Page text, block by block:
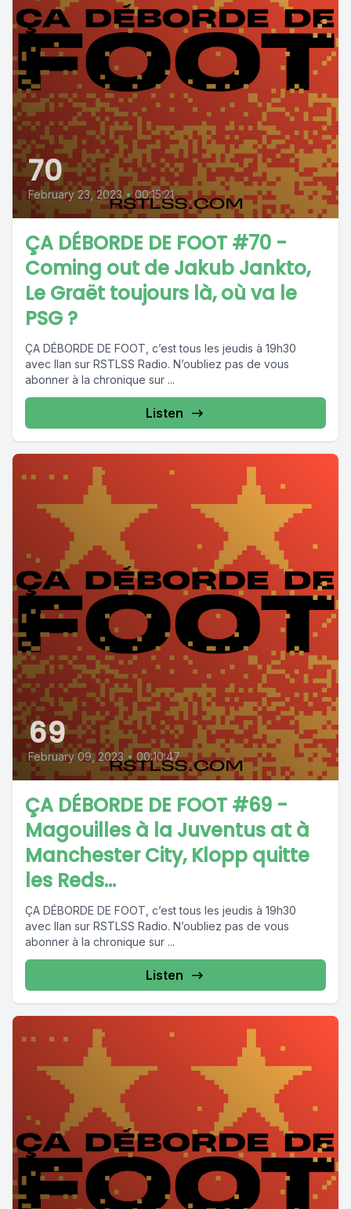
70
February 23, 2023 • 00:15:21
ÇA DÉBORDE DE FOOT #70 -
Coming out de Jakub Jankto,
Le Graët toujours là, où va le
PSG ?
ÇA DÉBORDE DE FOOT, c’est tous les jeudis à 19h30
avec Ilan sur RSTLSS Radio. N’oubliez pas de vous
abonner à la chronique sur ...
Listen
69
February 09, 2023 • 00:10:47
ÇA DÉBORDE DE FOOT #69 -
Magouilles à la Juventus at à
Manchester City, Klopp quitte
les Reds...
ÇA DÉBORDE DE FOOT, c’est tous les jeudis à 19h30
avec Ilan sur RSTLSS Radio. N’oubliez pas de vous
abonner à la chronique sur ...
Listen